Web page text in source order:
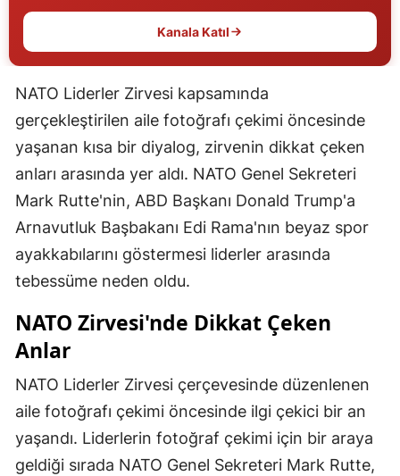
Erzurum
Eskişehir
Gaziantep
Giresun
Gümüşhane
Hakkari
Hatay
Isparta
Mersin
İzmir
Kars
Kastamonu
Kanala Katıl
NATO Liderler Zirvesi kapsamında
gerçekleştirilen aile fotoğrafı çekimi öncesinde
yaşanan kısa bir diyalog, zirvenin dikkat çeken
anları arasında yer aldı. NATO Genel Sekreteri
Mark Rutte'nin, ABD Başkanı Donald Trump'a
Arnavutluk Başbakanı Edi Rama'nın beyaz spor
ayakkabılarını göstermesi liderler arasında
tebessüme neden oldu.
NATO Zirvesi'nde Dikkat Çeken
Anlar
NATO Liderler Zirvesi çerçevesinde düzenlenen
aile fotoğrafı çekimi öncesinde ilgi çekici bir an
yaşandı. Liderlerin fotoğraf çekimi için bir araya
geldiği sırada NATO Genel Sekreteri Mark Rutte,